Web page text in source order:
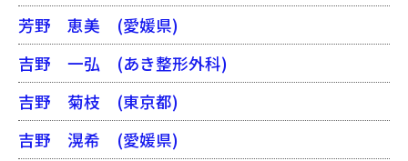
芳野 恵美 (愛媛県)
吉野 一弘 (あき整形外科)
吉野 菊枝 (東京都)
吉野 滉希 (愛媛県)